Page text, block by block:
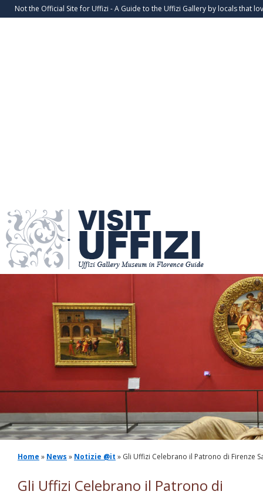
Not the Official Site for Uffizi - A Guide to the Uffizi Gallery by locals that
Home » News » Notizie @it » Gli Uffizi Celebrano il Patrono di Firenze
Gli Uffizi Celebrano il Patrono di